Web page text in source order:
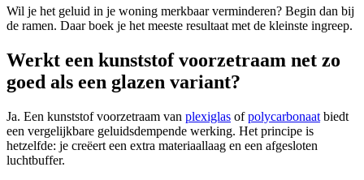
Wil je het geluid in je woning merkbaar verminderen? Begin dan bij
de ramen. Daar boek je het meeste resultaat met de kleinste ingreep.
Werkt een kunststof voorzetraam net zo
goed als een glazen variant?
Ja. Een kunststof voorzetraam van plexiglas ofpolycarbonaat biedt
een vergelijkbare geluidsdempende werking. Het principe is
hetzelfde: je creëert een extra materiaallaag en een afgesloten
luchtbuffer.